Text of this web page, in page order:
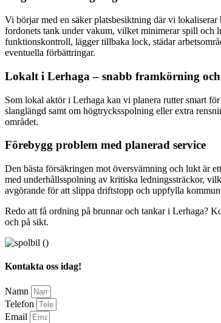
Vi börjar med en säker platsbesiktning där vi
fordonets tank under vakum, vilket minimerar spill och
funktionskontroll, lägger tillbaka lock, städar
eventuella förbättringar.
Lokalt i Lerhaga – snabb framkörning
Som lokal aktör i Lerhaga kan vi planera rutter smart
slanglängd samt om högtrycksspolning eller extra
området.
Förebygg problem med planerad service
Den bästa försäkringen mot översvämning och lukt är
med underhållsspolning av kritiska ledningssträckor,
avgörande för att slippa driftstopp och uppfylla
Redo att få ordning på brunnar och tankar i Lerhaga?
och på sikt.
Kontakta oss idag!
Namn
Telefon
Email